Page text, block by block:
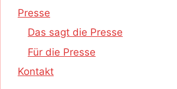
Presse
Das sagt die Presse
Für die Presse
Kontakt